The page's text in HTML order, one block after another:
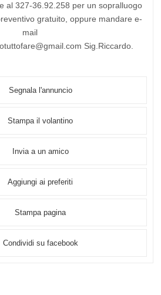
al 327-36.92.258 per un sopralluogo
gratuito, oppure mandare e-
mail
Sig.Riccardo.
Segnala l'annuncio
Stampa il volantino
Invia a un amico
Aggiungi ai preferiti
Stampa pagina
Condividi su facebook